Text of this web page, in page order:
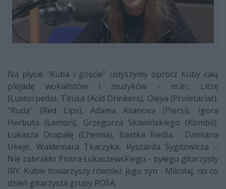
Na płycie "Kuba i goście" usłyszymy oprócz Kuby całą
plejadę wokalistów i muzyków - m.in.: Litzę
(Luxtorpeda), Titusa (Acid Drinkers), Oleya (Proletariat),
"Rudą" (Red Lips), Adama Asanova (Piersi), Igora
Herbuta (Lemon), Grzegorza Skawińskiego (Kombii),
Łukasza Drapałę (Chemia), Bastka Riedla, Damiana
Ukeje, Waldemara Tkaczyka, Ryszarda Sygitowicza ...
Nie zabrakło Piotra Łukaszewskiego - byłego gitarzysty
IRY. Kubie towarzyszy również jego syn - Mikołaj, no co
dzień gitarzysta grupy ROSA.